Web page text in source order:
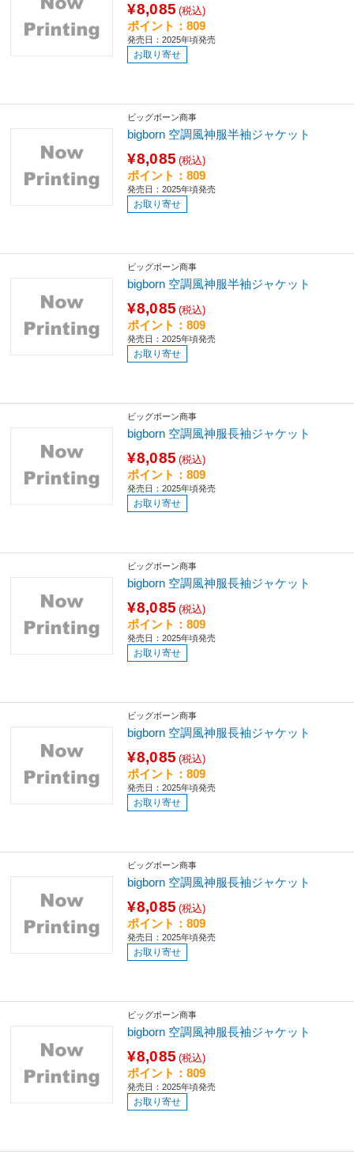
¥8,085 (税込)
ポイント：809
発売日：2025年頃発売
お取り寄せ
ビッグボーン商事
bigborn 空調風神服半袖ジャケット
¥8,085 (税込)
ポイント：809
発売日：2025年頃発売
お取り寄せ
ビッグボーン商事
bigborn 空調風神服半袖ジャケット
¥8,085 (税込)
ポイント：809
発売日：2025年頃発売
お取り寄せ
ビッグボーン商事
bigborn 空調風神服長袖ジャケット
¥8,085 (税込)
ポイント：809
発売日：2025年頃発売
お取り寄せ
ビッグボーン商事
bigborn 空調風神服長袖ジャケット
¥8,085 (税込)
ポイント：809
発売日：2025年頃発売
お取り寄せ
ビッグボーン商事
bigborn 空調風神服長袖ジャケット
¥8,085 (税込)
ポイント：809
発売日：2025年頃発売
お取り寄せ
ビッグボーン商事
bigborn 空調風神服長袖ジャケット
¥8,085 (税込)
ポイント：809
発売日：2025年頃発売
お取り寄せ
ビッグボーン商事
bigborn 空調風神服長袖ジャケット
¥8,085 (税込)
ポイント：809
発売日：2025年頃発売
お取り寄せ